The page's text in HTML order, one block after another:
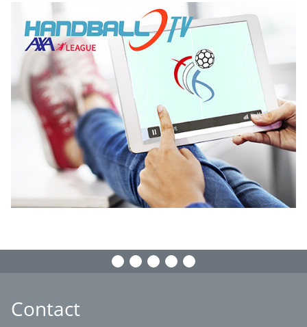
Contact